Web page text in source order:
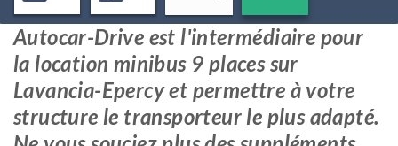
Autocar-Drive est l'intermédiaire pour
la location minibus 9 places sur
Lavancia-Epercy et permettre à votre
structure le transporteur le plus adapté.